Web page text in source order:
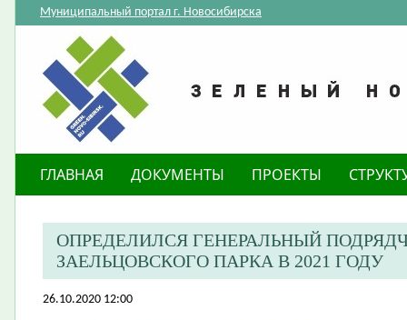
Муниципальный портал г. Новосибирска
ГЛАВНАЯ ДОКУМЕНТЫ ПРОЕКТЫ
ОПРЕДЕЛИЛСЯ ГЕНЕРАЛЬНЫЙ
ЗАЕЛЬЦОВСКОГО ПАРКА В 2021 ГОДУ
26.10.2020 12:00